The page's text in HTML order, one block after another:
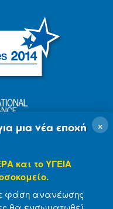
×
μια νέα εποχή
και το ΥΓΕΙΑ
φάση ανανέωσης